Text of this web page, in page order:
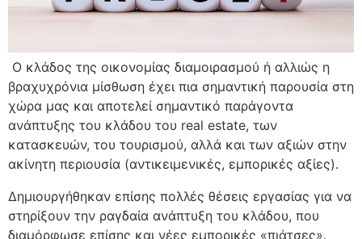
Ο κλάδος της οικονομίας διαμοιρασμού ή αλλιώς η
βραχυχρόνια μίσθωση έχει πια σημαντική παρουσία στη
χώρα μας και αποτελεί σημαντικό παράγοντα
ανάπτυξης του κλάδου του real estate, των
κατασκευών, του τουρισμού, αλλά και των αξιών στην
ακίνητη περιουσία (αντικειμενικές, εμπορικές αξίες).
Δημιουργήθηκαν επίσης πολλές θέσεις εργασίας για να
στηρίξουν την ραγδαία ανάπτυξη του κλάδου, που
διαμόρφωσε επίσης και νέες εμπορικές «πιάτσες».